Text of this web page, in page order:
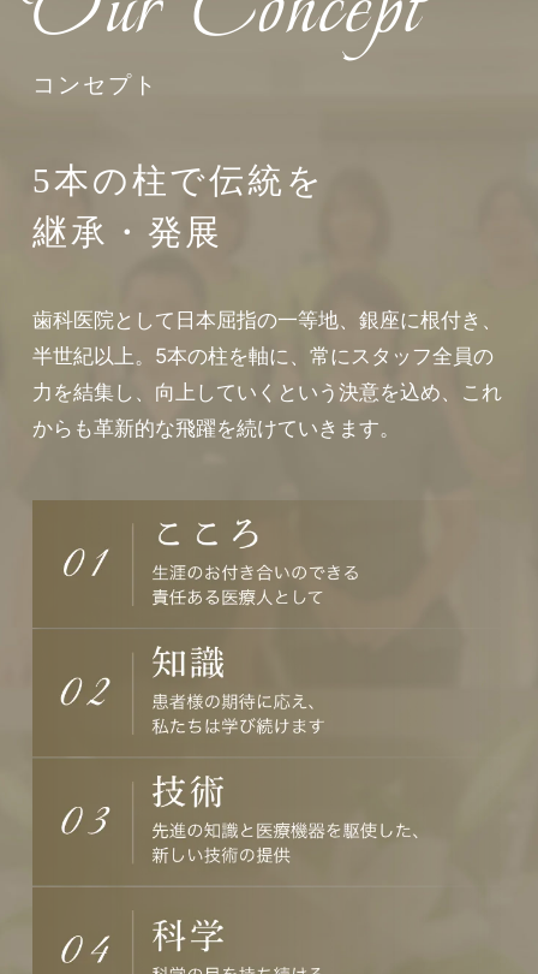
コンセプト
5本の柱で伝統を
継承・発展
歯科医院として日本屈指の一等地、銀座に根付き、
半世紀以上。5本の柱を軸に、常にスタッフ全員の
力を結集し、向上していくという決意を込め、これ
からも革新的な飛躍を続けていきます。